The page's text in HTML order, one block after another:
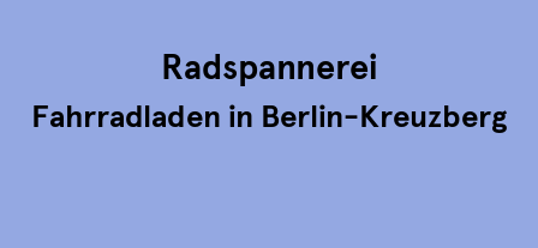
Radspannerei
Fahrradladen in Berlin-Kreuzberg